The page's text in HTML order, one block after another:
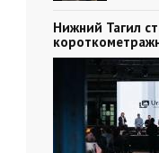
Нижний Тагил